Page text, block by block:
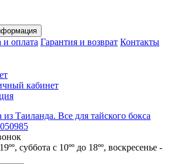
и оплата Гарантия и возврат Контакты
кабинет
суббота с 10ºº до 18ºº, воскресенье -